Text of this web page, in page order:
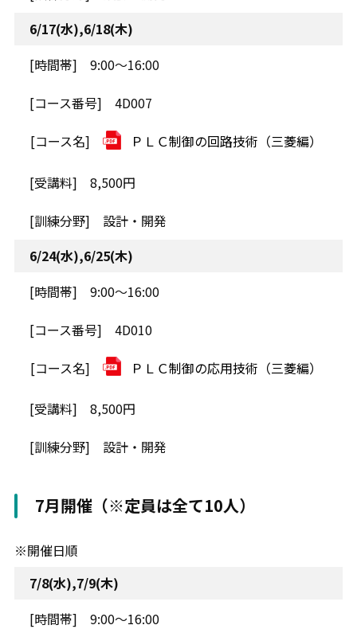
6/17(水),6/18(木)
9:00～16:00
4D007
ＰＬＣ制御の回路技術（三菱編）
8,500円
設計・開発
6/24(水),6/25(木)
9:00～16:00
4D010
ＰＬＣ制御の応用技術（三菱編）
8,500円
設計・開発
7月開催（※定員は全て10人）
※開催日順
7/8(水),7/9(木)
9:00～16:00